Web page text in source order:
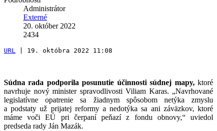
Administrátor
Externé
20. október 2022
2434
URL | 19. októbra 2022 11:08
Súdna rada podporila posunutie účinnosti súdnej mapy,ktoré
navrhuje nový minister spravodlivosti Viliam Karas. „Navrhované
legislatívne opatrenie sa žiadnym spôsobom netýka zmyslu
a podstaty už prijatej reformy a nedotýka sa ani záväzkov, ktoré
máme voči EÚ pri čerpaní peňazí z fondu obnovy,“ uviedol
predseda rady Ján Mazák.